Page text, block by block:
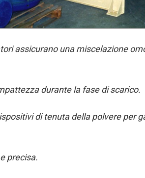
assicurano una miscelazione
durante la fase di scarico.
di tenuta della polvere per
precisa.